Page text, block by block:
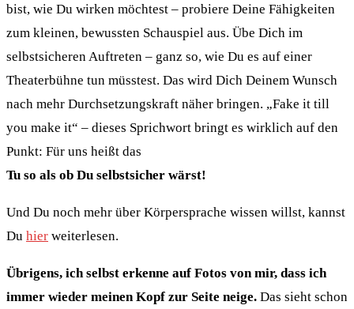
bist, wie Du wirken möchtest – probiere Deine Fähigkeiten
zum kleinen, bewussten Schauspiel aus. Übe Dich im
selbstsicheren Auftreten – ganz so, wie Du es auf einer
Theaterbühne tun müsstest. Das wird Dich Deinem Wunsch
nach mehr Durchsetzungskraft näher bringen. „Fake it till
you make it“ – dieses Sprichwort bringt es wirklich auf den
Punkt: Für uns heißt das
Tu so als ob Du selbstsicher wärst!
Und Du noch mehr über Körpersprache wissen willst, kannst
Du hier weiterlesen.
Übrigens, ich selbst erkenne auf Fotos von mir, dass ich
immer wieder meinen Kopf zur Seite neige. Das sieht schon